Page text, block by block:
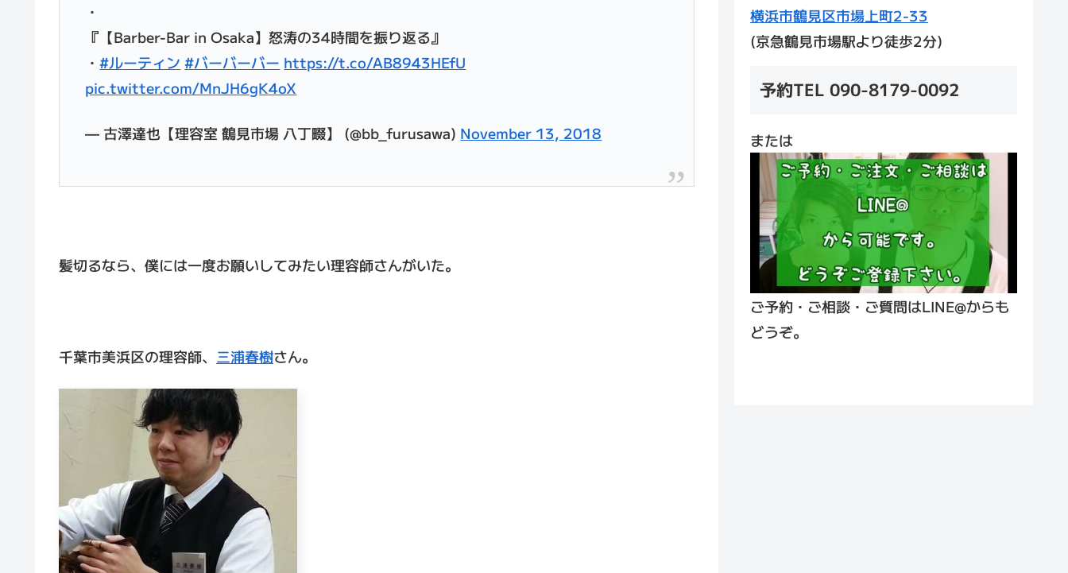
・
『【Barber-Bar in Osaka】怒涛の34時間を振り返る』
・#ルーティン #バーバーバー https://t.co/AB8943HEfU
pic.twitter.com/MnJH6gK4oX
— 古澤達也【理容室 鶴見市場 八丁畷】 (@bb_furusawa) November 13, 2018
髪切るなら、僕には一度お願いしてみたい理容師さんがいた。
千葉市美浜区の理容師、 三浦春樹さん。
横浜市鶴見区市場上町2-33
(京急鶴見市場駅より徒歩2分)
予約TEL 090-8179-0092
または
ご予約・ご相談・ご質問はLINE@からも
どうぞ。